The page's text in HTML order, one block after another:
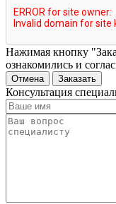
Нажимая кнопку
ознакомились и
Отмена Заказать
Консультация